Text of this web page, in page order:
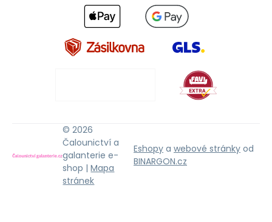
© 2026
Čalounictví a
galanterie e-
shop |Mapa
stránek
Eshopy a webové stránky od
BINARGON.cz